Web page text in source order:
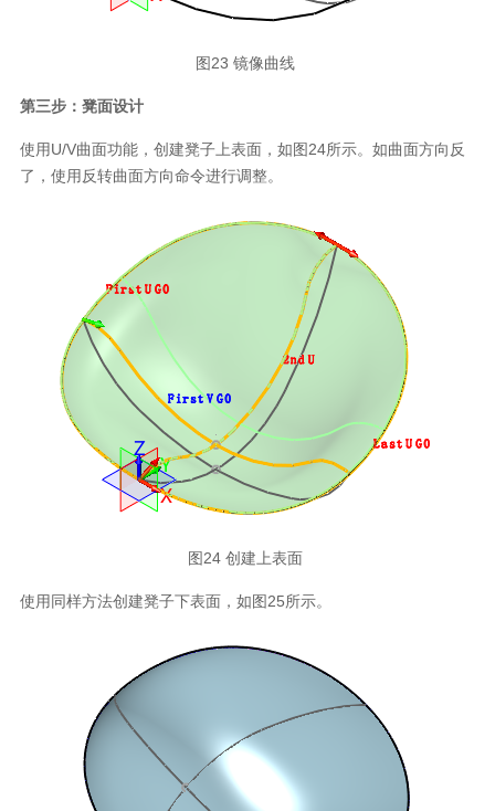
图23 镜像曲线
第三步：凳面设计
使用U/V曲面功能，创建凳子上表面，如图24所示。如曲面方向反
了，使用反转曲面方向命令进行调整。
图24 创建上表面
使用同样方法创建凳子下表面，如图25所示。